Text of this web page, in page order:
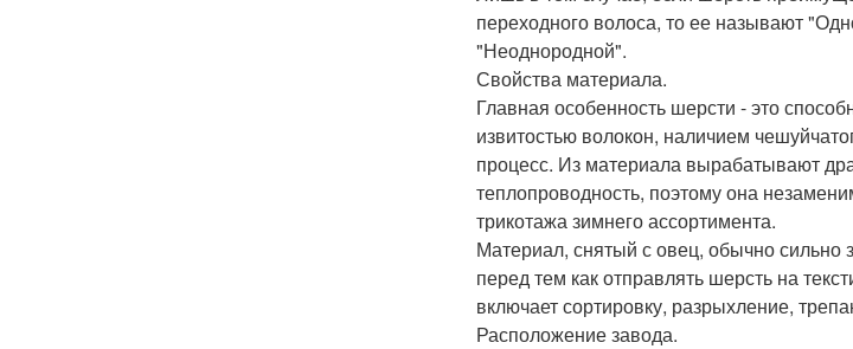
переходного волоса, то ее называют
"Неоднородной".
Свойства материала.
Главная особенность шерсти - это
извитостью волокон, наличием
процесс. Из материала вырабатывают
теплопроводность, поэтому она
трикотажа зимнего ассортимента.
Материал, снятый с овец, обычно сильно
перед тем как отправлять шерсть на
включает сортировку, разрыхление,
Расположение завода.